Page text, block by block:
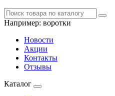
Например: воротки
Новости
Акции
Контакты
Отзывы
Каталог